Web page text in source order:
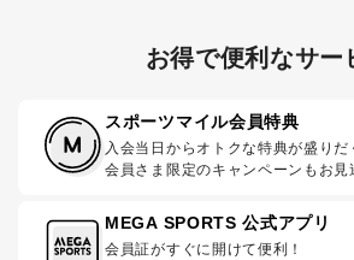
お得で便利なサー
スポーツマイル会員特典
入会当日からオトクな特典が盛りだ
会員さま限定のキャンペーンもお見
MEGA SPORTS 公式アプリ
会員証がすぐに開けて便利！